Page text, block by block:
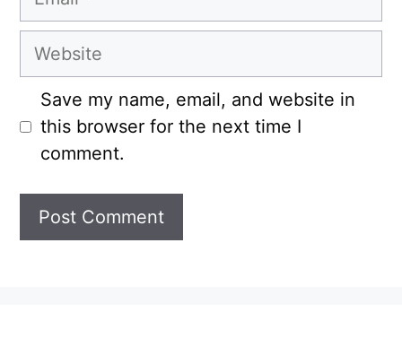
Website
Save my name, email, and website in
this browser for the next time I
comment.